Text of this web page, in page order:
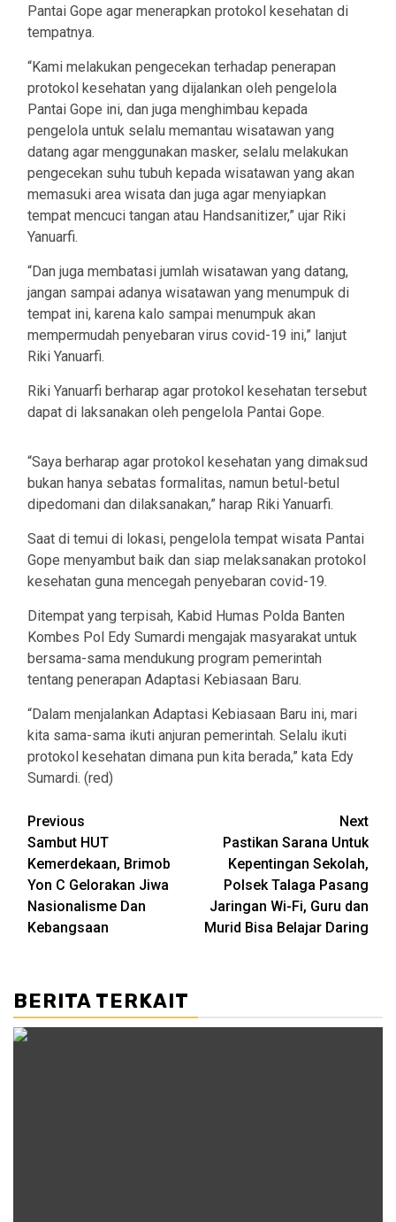
Pantai Gope agar menerapkan protokol kesehatan di
tempatnya.
“Kami melakukan pengecekan terhadap penerapan
protokol kesehatan yang dijalankan oleh pengelola
Pantai Gope ini, dan juga menghimbau kepada
pengelola untuk selalu memantau wisatawan yang
datang agar menggunakan masker, selalu melakukan
pengecekan suhu tubuh kepada wisatawan yang akan
memasuki area wisata dan juga agar menyiapkan
tempat mencuci tangan atau Handsanitizer,” ujar Riki
Yanuarfi.
“Dan juga membatasi jumlah wisatawan yang datang,
jangan sampai adanya wisatawan yang menumpuk di
tempat ini, karena kalo sampai menumpuk akan
mempermudah penyebaran virus covid-19 ini,” lanjut
Riki Yanuarfi.
Riki Yanuarfi berharap agar protokol kesehatan tersebut
dapat di laksanakan oleh pengelola Pantai Gope.
“Saya berharap agar protokol kesehatan yang dimaksud
bukan hanya sebatas formalitas, namun betul-betul
dipedomani dan dilaksanakan,” harap Riki Yanuarfi.
Saat di temui di lokasi, pengelola tempat wisata Pantai
Gope menyambut baik dan siap melaksanakan protokol
kesehatan guna mencegah penyebaran covid-19.
Ditempat yang terpisah, Kabid Humas Polda Banten
Kombes Pol Edy Sumardi mengajak masyarakat untuk
bersama-sama mendukung program pemerintah
tentang penerapan Adaptasi Kebiasaan Baru.
“Dalam menjalankan Adaptasi Kebiasaan Baru ini, mari
kita sama-sama ikuti anjuran pemerintah. Selalu ikuti
protokol kesehatan dimana pun kita berada,” kata Edy
Sumardi. (red)
Post
navigation
Previous
Sambut HUT
Kemerdekaan, Brimob
Yon C Gelorakan Jiwa
Nasionalisme Dan
Kebangsaan
Next
Pastikan Sarana Untuk
Kepentingan Sekolah,
Polsek Talaga Pasang
Jaringan Wi-Fi, Guru dan
Murid Bisa Belajar Daring
BERITA TERKAIT